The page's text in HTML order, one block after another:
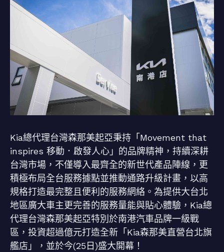
Kia總代理台灣森那美起亞秉持「Movement that
inspires 移動．啟發人心」的品牌精神，持續深耕
台灣市場，不僅導入最齊全的新世代產品陣線，更
積極布局全台服務據點並推動通路升級計畫，以高
規格打造最完整且便利的服務網絡。為提供大台北
地區廣大車主更完善的服務量能與貼心體驗，Kia總
代理台灣森那美起亞特別於南港汽車品牌一級戰
區，投資超過億元打造全新「Kia森那美直營台北旗
艦店」，並於今(25日)盛大開幕！